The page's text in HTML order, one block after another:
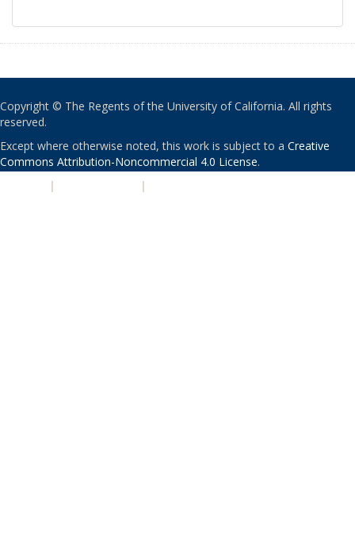
Copyright © The Regents of the University of California. All rights
reserved.
Except where otherwise noted, this work is subject to a Creative
Commons Attribution-Noncommercial 4.0 License.
| |